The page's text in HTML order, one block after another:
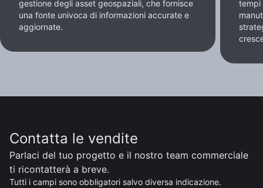
gestione degli asset geospaziali, che fornisce
una fonte univoca di informazioni accurate e
aggiornate.
tempi
Contatta le vendite
Parlaci del tuo progetto e il nostro team commerciale
ti ricontatterà a breve.
Tutti i campi sono obbligatori salvo diversa indicazione.